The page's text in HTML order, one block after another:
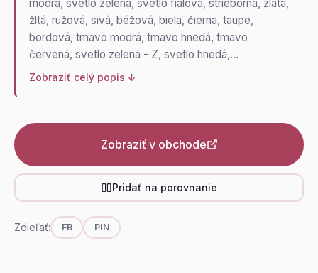
modrá, svetlo zelená, svetlo fialová, strieborná, zlatá,
žltá, ružová, sivá, béžová, biela, čierna, taupe,
bordová, tmavo modrá, tmavo hnedá, tmavo
červená, svetlo zelená - Z, svetlo hnedá,…
Zobraziť celý popis ↓
Zobraziť v obchode
Pridať na porovnanie
Zdieľať: FB PIN